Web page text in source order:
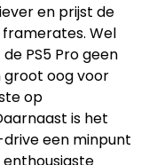
en prijst de
Wel
PS5 Pro geen
groot oog voor
op
is het
een minpunt